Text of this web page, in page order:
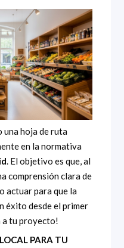
una hoja de ruta
en la normativa
. El objetivo es que, al
comprensión clara de
actuar para que la
éxito desde el primer
a tu proyecto!
PARA TU